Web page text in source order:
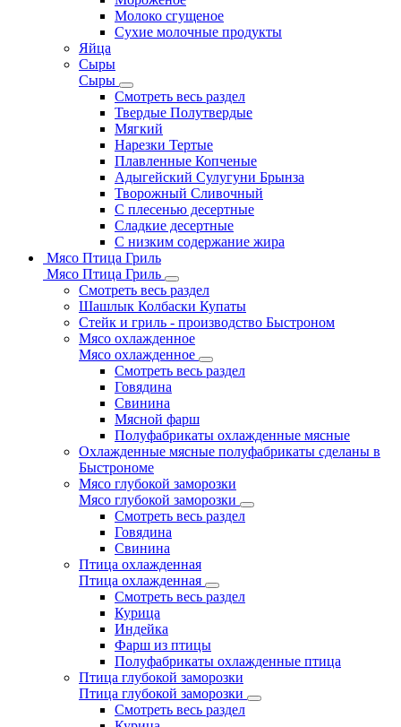
Молоко сгущеное
Сухие молочные продукты
Яйца
Сыры
Сыры
Смотреть весь раздел
Твердые Полутвердые
Мягкий
Нарезки Тертые
Плавленные Копченые
Адыгейский Сулугуни Брынза
Творожный Сливочный
С плесенью десертные
Сладкие десертные
С низким содержание жира
Мясо Птица Гриль
Мясо Птица Гриль
Смотреть весь раздел
Шашлык Колбаски Купаты
Стейк и гриль - производство Быстроном
Мясо охлажденное
Мясо охлажденное
Смотреть весь раздел
Говядина
Свинина
Мясной фарш
Полуфабрикаты охлажденные мясные
Охлажденные мясные полуфабрикаты сделаны в
Быстрономе
Мясо глубокой заморозки
Мясо глубокой заморозки
Смотреть весь раздел
Говядина
Свинина
Птица охлажденная
Птица охлажденная
Смотреть весь раздел
Курица
Индейка
Фарш из птицы
Полуфабрикаты охлажденные птица
Птица глубокой заморозки
Птица глубокой заморозки
Смотреть весь раздел